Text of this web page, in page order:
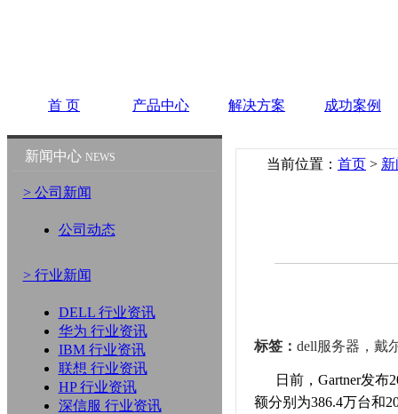
首 页 产品中心 解决方案 成功案例
新闻中心 NEWS
> 公司新闻
公司动态
> 行业新闻
DELL 行业资讯
华为 行业资讯
IBM 行业资讯
联想 行业资讯
HP 行业资讯
深信服 行业资讯
当前位置： 首页 >
标签： dell服务器，戴
日前，Gartner发布
额分别为386.4万台和